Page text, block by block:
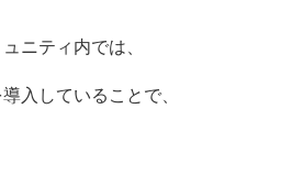
ニティ内では、
入していることで、